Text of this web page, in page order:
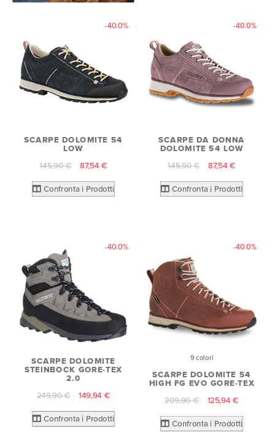
-40.0%
SCARPE DOLOMITE 54
LOW
145,90 €
87,54 €
Confronta i Prodotti
-40.0%
SCARPE DA DONNA
DOLOMITE 54 LOW
145,90 €
87,54 €
Confronta i Prodotti
-40.0%
SCARPE DOLOMITE
STEINBOCK GORE-TEX
2.0
249,90 €
149,94 €
Confronta i Prodotti
-40.0%
9 colori
SCARPE DOLOMITE 54
HIGH FG EVO GORE-TEX
209,90 €
125,94 €
Confronta i Prodotti